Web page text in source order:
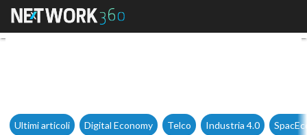
Banda larga su rete elettrica:
Ultimi articoli Digital Economy Telco Industria 4.0